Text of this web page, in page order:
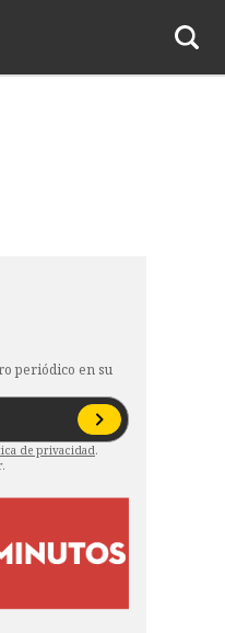
periódico en su
de privacidad.